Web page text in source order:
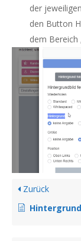
der
den Button
dem Bereich
Zurück